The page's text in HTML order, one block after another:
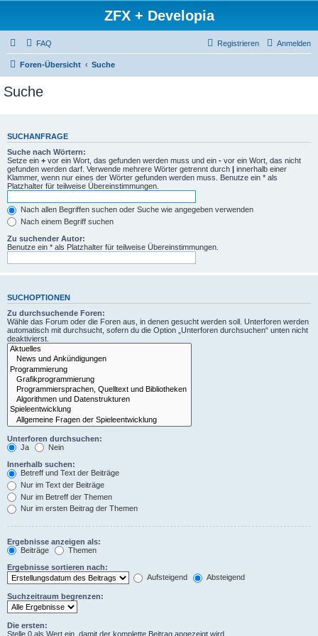
ZFX + Developia
FAQ Anmelden
Registrieren
Foren-Übersicht Suche
Suche
SUCHANFRAGE
Suche nach Wörtern:
Setze ein + vor ein Wort, das gefunden werden muss und ein - vor ein Wort, das nicht
gefunden werden darf. Verwende mehrere Wörter getrennt durch | innerhalb einer
Klammer, wenn nur eines der Wörter gefunden werden muss. Benutze ein * als
Platzhalter für teilweise Übereinstimmungen.
Nach allen Begriffen suchen oder Suche wie angegeben verwenden
Nach einem Begriff suchen
Zu suchender Autor:
Benutze ein * als Platzhalter für teilweise Übereinstimmungen.
SUCHOPTIONEN
Zu durchsuchende Foren:
Wähle das Forum oder die Foren aus, in denen gesucht werden soll. Unterforen werden
automatisch mit durchsucht, sofern du die Option „Unterforen durchsuchen“ unten nicht
deaktivierst.
Unterforen durchsuchen:
Ja
Nein
Innerhalb suchen:
Betreff und Text der Beiträge
Nur im Text der Beiträge
Nur im Betreff der Themen
Nur im ersten Beitrag der Themen
Ergebnisse anzeigen als:
Beiträge
Themen
Ergebnisse sortieren nach:
Aufsteigend
Absteigend
Suchzeitraum begrenzen:
Die ersten:
Stelle 0 als Wert ein, damit der komplette Beitrag angezeigt wird.